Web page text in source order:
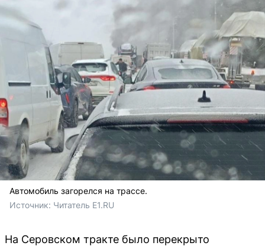
Автомобиль загорелся на трассе.
Источник: Читатель E1.RU
На Серовском тракте было перекрыто